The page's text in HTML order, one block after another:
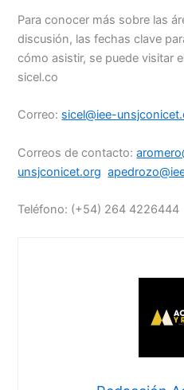
Para conocer más sobre las
discusión, las fechas clave
cómo asistir, se puede visitar
sicel.co
Correo: sicel@iee-
Correos de contacto:
unsjconicet.org
Teléfono: (+54) 264 4226444